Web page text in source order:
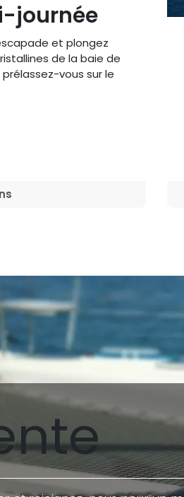
journée
et plongez
de la baie de
vous sur le